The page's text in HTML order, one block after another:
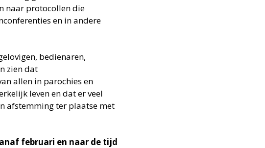
naar protocollen die
en in andere
bedienaren,
zien dat
allen in parochies en
leven en dat er veel
afstemming ter plaatse met
februari en naar de tijd